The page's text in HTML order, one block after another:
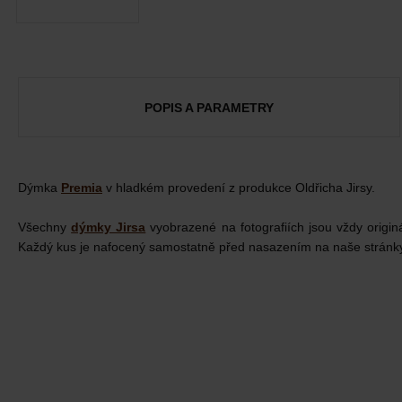
POPIS A PARAMETRY
Dýmka Premia v hladkém provedení z produkce Oldřicha Jirsy.
Všechnydýmky Jirsa vyobrazené na fotografiích jsou vždy
Každý kus je nafocený samostatně před nasazením na naše